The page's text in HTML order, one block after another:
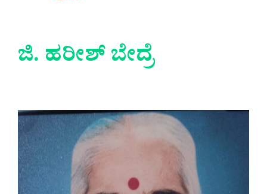
ಜಿ. ಹರೀಶ್ ಬೇದ್ರೆ